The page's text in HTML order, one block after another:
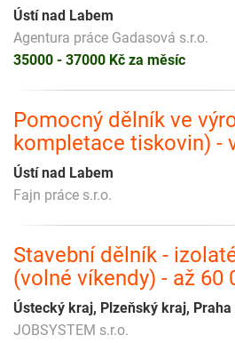
Ústí nad Labem
Agentura práce Gadasová s.r.o.
35000 - 37000 Kč za měsíc
Pomocný dělník ve
kompletace tiskovin) -
Ústí nad Labem
Fajn práce s.r.o.
Stavební dělník -
(volné víkendy) - až 60
Ústecký kraj, Plzeňský kraj,
JOBSYSTEM s.r.o.